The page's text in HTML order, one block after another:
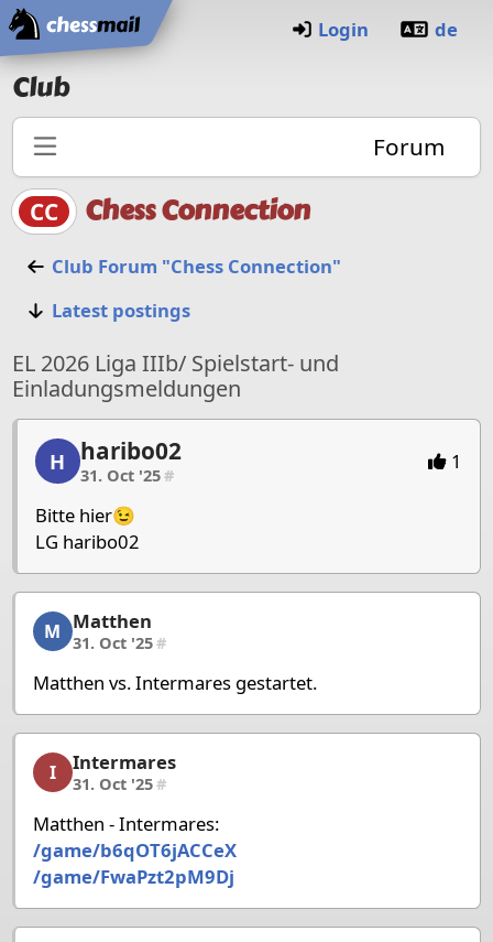
Home
Login de
Club
Forum
CC Chess Connection
Club Forum "Chess Connection"
Latest postings
EL 2026 Liga IIIb/ Spielstart- und
Einladungsmeldungen
haribo02, 1/53, 31. Oct '25
H haribo02
31. Oct '25#
1
Bitte hier😉
LG haribo02
Matthen, 2/53, 31. Oct '25
M Matthen
31. Oct '25#
Matthen vs. Intermares gestartet.
Intermares, 3/53, 31. Oct '25
I Intermares
31. Oct '25#
Matthen - Intermares:
/game/b6qOT6jACCeX
/game/FwaPzt2pM9Dj